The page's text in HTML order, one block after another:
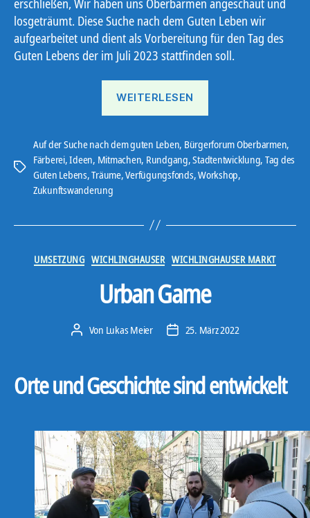
erschließen, Wir haben uns Oberbarmen angeschaut und
losgeträumt. Diese Suche nach dem Guten Leben wir
aufgearbeitet und dient als Vorbereitung für den Tag des
Guten Lebens der im Juli 2023 stattfinden soll.
WEITERLESEN
Schlagwörter
Auf der Suche nach dem guten Leben, Bürgerforum Oberbarmen,
Färberei,Ideen, Mitmachen, Rundgang,Stadtentwicklung, Tag des
Guten Lebens,Träume,Verfügungsfonds,Workshop,
Zukunftswanderung
Kategorien
UMSETZUNG WICHLINGHAUSER WICHLINGHAUSER MARKT
Urban Game
Beitragsautor
Von Lukas Meier Veröffentlichungsdatum
25. März 2022
Orte und Geschichte sind entwickelt